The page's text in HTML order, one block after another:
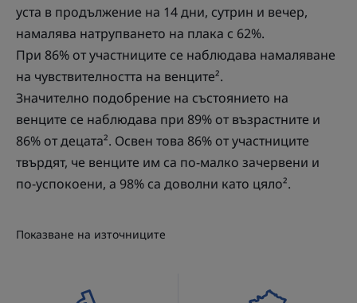
уста в продължение на 14 дни, сутрин и вечер,
намалява натрупването на плака с 62%.
При 86% от участниците се наблюдава намаляване
на чувствителността на венците².
Значително подобрение на състоянието на
венците се наблюдава при 89% от възрастните и
86% от децата². Освен това 86% от участниците
твърдят, че венците им са по-малко зачервени и
по-успокоени, а 98% са доволни като цяло².
Показване на източниците